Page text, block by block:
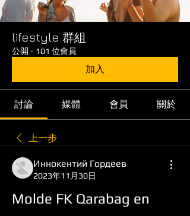
lifestyle 群組
公開 · 101 位會員
加入
討論 媒體 會員 關於
上一步
Иннокентий Гордеев
2023年11月30日
Molde FK Qarabag en